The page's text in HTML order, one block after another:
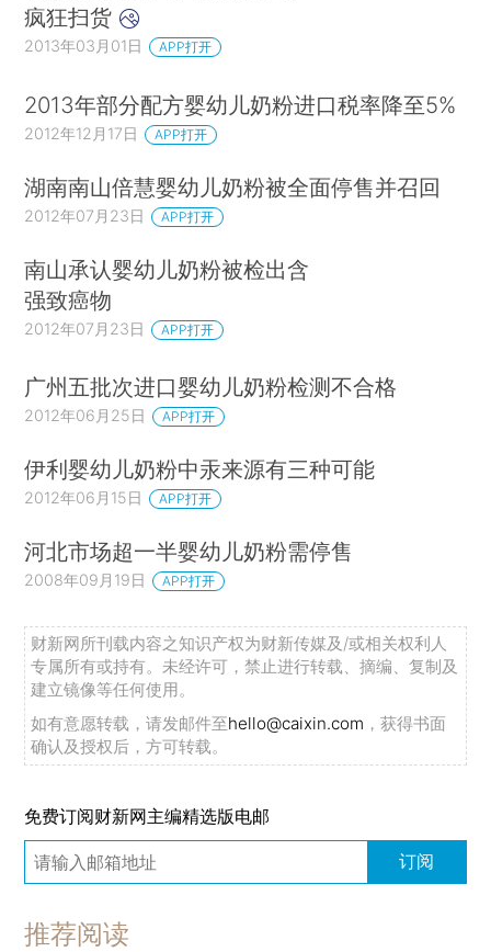
疯狂扫货
2013年03月01日 APP打开
2013年部分配方婴幼儿奶粉进口税率降至5%
2012年12月17日 APP打开
湖南南山倍慧婴幼儿奶粉被全面停售并召回
2012年07月23日 APP打开
南山承认婴幼儿奶粉被检出含
强致癌物
2012年07月23日 APP打开
广州五批次进口婴幼儿奶粉检测不合格
2012年06月25日 APP打开
伊利婴幼儿奶粉中汞来源有三种可能
2012年06月15日 APP打开
河北市场超一半婴幼儿奶粉需停售
2008年09月19日 APP打开
财新网所刊载内容之知识产权为财新传媒及/或相关权利人
专属所有或持有。未经许可，禁止进行转载、摘编、复制及
建立镜像等任何使用。
如有意愿转载，请发邮件至hello@caixin.com ，获得书面
确认及授权后，方可转载。
免费订阅财新网主编精选版电邮
订阅
推荐阅读